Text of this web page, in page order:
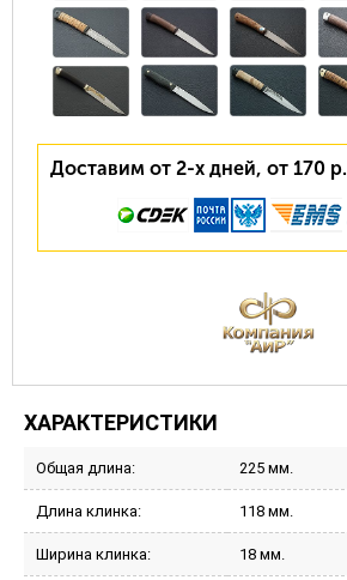
Доставим от 2-х дней, от 170 р.
ХАРАКТЕРИСТИКИ
Общая длина: 225 мм.
Длина клинка: 118 мм.
Ширина клинка: 18 мм.